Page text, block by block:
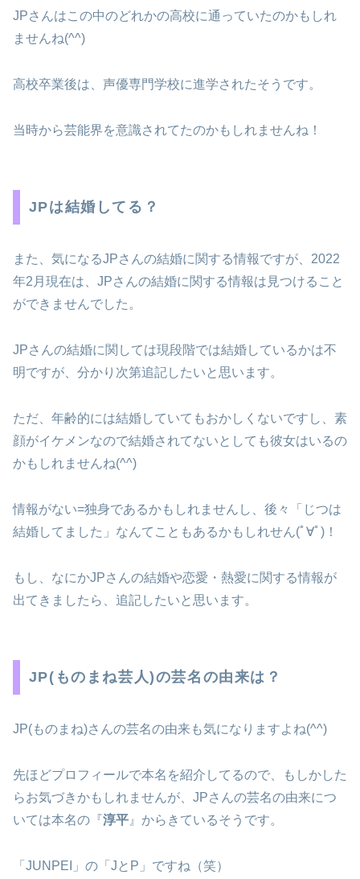
JPさんはこの中のどれかの高校に通っていたのかもしれ
ませんね(^^)
高校卒業後は、声優専門学校に進学されたそうです。
当時から芸能界を意識されてたのかもしれませんね！
JPは結婚してる？
また、気になるJPさんの結婚に関する情報ですが、2022
年2月現在は、JPさんの結婚に関する情報は見つけること
ができませんでした。
JPさんの結婚に関しては現段階では結婚しているかは不
明ですが、分かり次第追記したいと思います。
ただ、年齢的には結婚していてもおかしくないですし、素
顔がイケメンなので結婚されてないとしても彼女はいるの
かもしれませんね(^^)
情報がない=独身であるかもしれませんし、後々「じつは
結婚してました」なんてこともあるかもしれせん(ﾟ∀ﾟ)！
もし、なにかJPさんの結婚や恋愛・熱愛に関する情報が
出てきましたら、追記したいと思います。
JP(ものまね芸人)の芸名の由来は？
JP(ものまね)さんの芸名の由来も気になりますよね(^^)
先ほどプロフィールで本名を紹介してるので、もしかした
らお気づきかもしれませんが、JPさんの芸名の由来につ
いては本名の『淳平 』からきているそうです。
「JUNPEI」の「JとP」ですね（笑）